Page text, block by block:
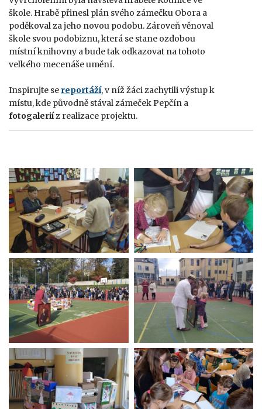
škole. Hrabě přinesl plán svého zámečku Obora a
poděkoval za jeho novou podobu. Zároveň věnoval
škole svou podobiznu, která se stane ozdobou
místní knihovny a bude tak odkazovat na tohoto
velkého mecenáše umění.
Inspirujte se reportáží, v níž žáci zachytili výstup k
místu, kde původně stával zámeček Pepčín a
fotogaleriíz realizace projektu.